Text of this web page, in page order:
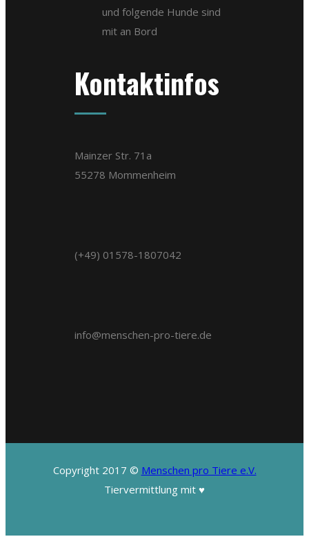
und folgende Hunde sind
mit an Bord
Kontaktinfos
Mainzer Str. 71a
55278 Mommenheim
(+49) 01578-1807042
info@menschen-pro-tiere.de
Copyright 2017 © Menschen pro Tiere e.V.
Tiervermittlung mit ♥️